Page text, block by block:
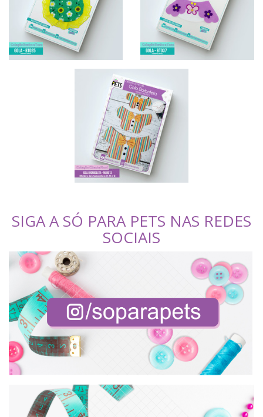
SIGA A SÓ PARA PETS NAS REDES
SOCIAIS